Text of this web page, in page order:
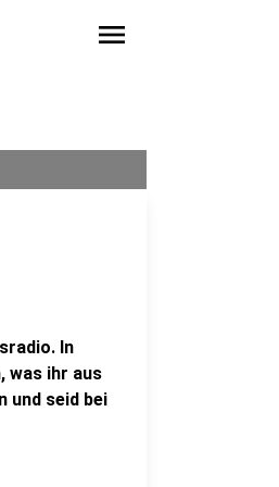
menu
In
was ihr aus
und seid bei